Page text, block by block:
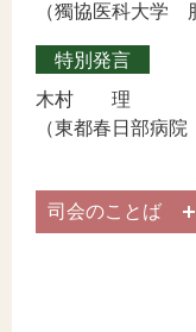
（獨協医科大学
特別発言
木村 理
（東都春日部病
司会のことば